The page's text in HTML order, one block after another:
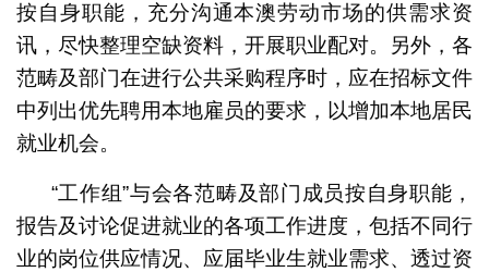
按自身职能，充分沟通本澳劳动市场的供需求资
讯，尽快整理空缺资料，开展职业配对。另外，各
范畴及部门在进行公共采购程序时，应在招标文件
中列出优先聘用本地雇员的要求，以增加本地居民
就业机会。
“工作组”与会各范畴及部门成员按自身职能，
报告及讨论促进就业的各项工作进度，包括不同行
业的岗位供应情况、应届毕业生就业需求、透过资